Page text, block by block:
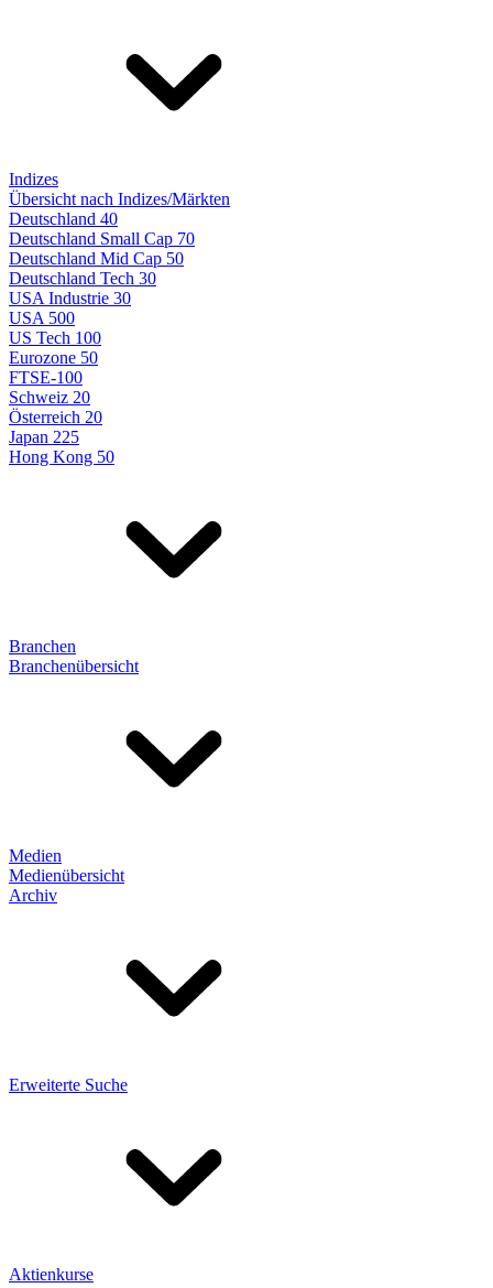
Indizes
Übersicht nach Indizes/Märkten
Deutschland 40
Deutschland Small Cap 70
Deutschland Mid Cap 50
Deutschland Tech 30
USA Industrie 30
USA 500
US Tech 100
Eurozone 50
FTSE-100
Schweiz 20
Österreich 20
Japan 225
Hong Kong 50
Branchen
Branchenübersicht
Medien
Medienübersicht
Archiv
Erweiterte Suche
Aktienkurse